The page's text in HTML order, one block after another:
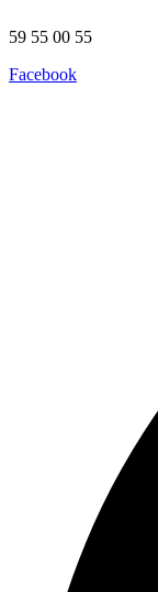
59 55 00 55
Facebook